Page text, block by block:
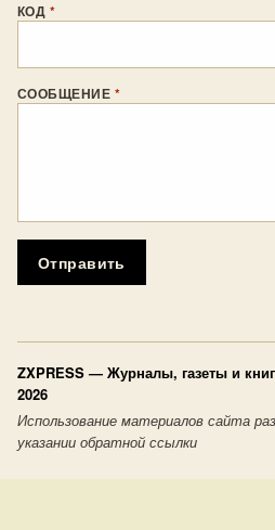
КОД *
СООБЩЕНИЕ *
Отправить
ZXPRESS — Журналы, газеты и
2026
Использование материалов сайта
указании обратной ссылки